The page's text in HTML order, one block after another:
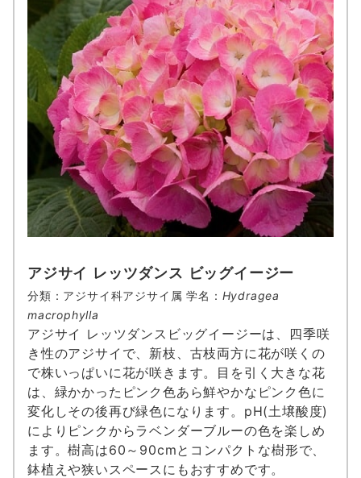
アジサイ レッツダンス ビッグイージー
分類：アジサイ科アジサイ属 学名： Hydragea
macrophylla
アジサイ レッツダンスビッグイージーは、四季咲
き性のアジサイで、新枝、古枝両方に花が咲くの
で株いっぱいに花が咲きます。目を引く大きな花
は、緑かかったピンク色あら鮮やかなピンク色に
変化しその後再び緑色になります。pH(土壌酸度)
によりピンクからラベンダーブルーの色を楽しめ
ます。樹高は60～90cmとコンパクトな樹形で、
鉢植えや狭いスペースにもおすすめです。